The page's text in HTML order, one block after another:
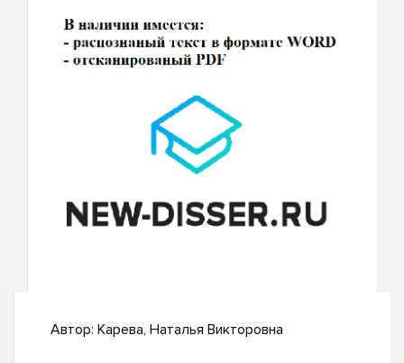
Автор: Карева, Наталья Викторовна